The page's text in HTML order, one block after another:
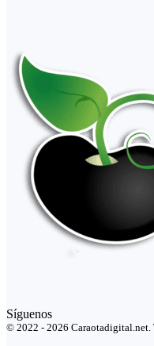
Síguenos
© 2022 - 2026 Caraotadigital.net.